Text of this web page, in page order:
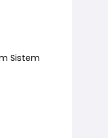
Sistem
pemohon,